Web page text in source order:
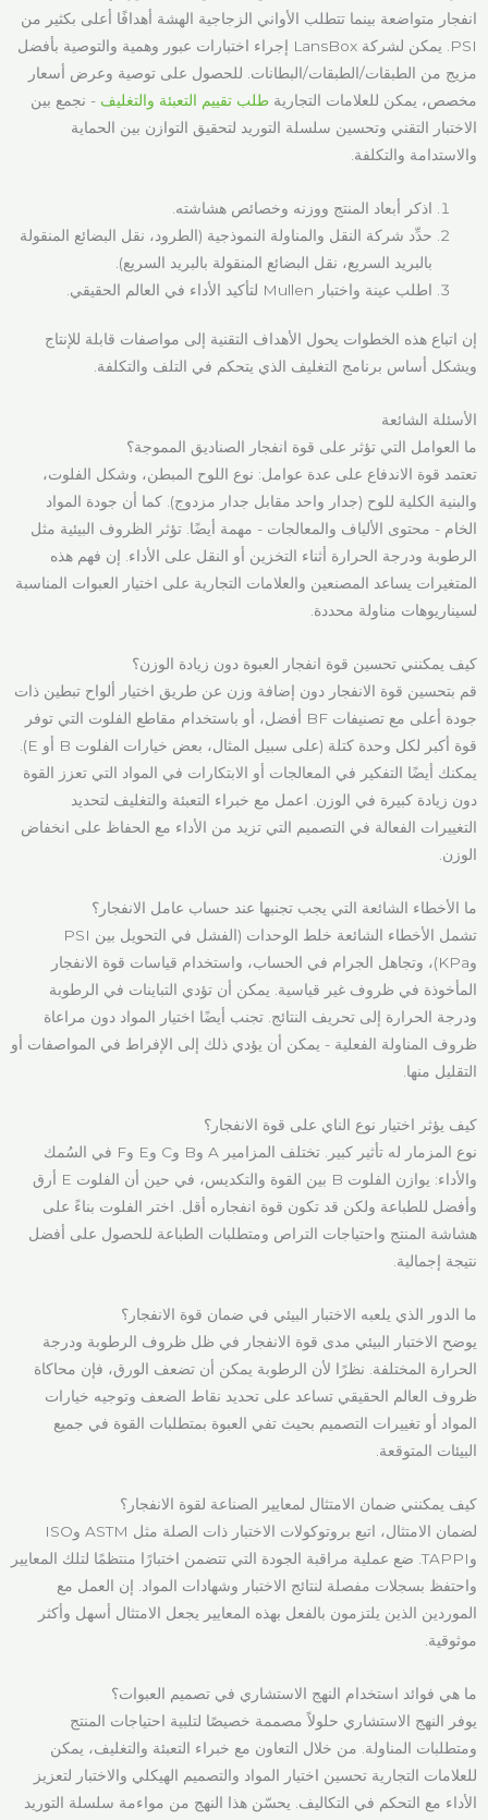
انفجار متواضعة بينما تتطلب الأواني الزجاجية الهشة أهدافًا أعلى بكثير من
PSI. يمكن لشركة LansBox إجراء اختبارات عبور وهمية والتوصية بأفضل
مزيج من الطبقات/الطبقات/البطانات. للحصول على توصية وعرض أسعار
مخصص، يمكن للعلامات التجارية طلب تقييم التعبئة والتغليف - نجمع بين
الاختبار التقني وتحسين سلسلة التوريد لتحقيق التوازن بين الحماية
والاستدامة والتكلفة.
اذكر أبعاد المنتج ووزنه وخصائص هشاشته.
حدِّد شركة النقل والمناولة النموذجية (الطرود، نقل البضائع المنقولة
بالبريد السريع، نقل البضائع المنقولة بالبريد السريع).
اطلب عينة واختبار Mullen لتأكيد الأداء في العالم الحقيقي.
إن اتباع هذه الخطوات يحول الأهداف التقنية إلى مواصفات قابلة للإنتاج
ويشكل أساس برنامج التغليف الذي يتحكم في التلف والتكلفة.
الأسئلة الشائعة
ما العوامل التي تؤثر على قوة انفجار الصناديق المموجة؟
تعتمد قوة الاندفاع على عدة عوامل: نوع اللوح المبطن، وشكل الفلوت،
والبنية الكلية للوح (جدار واحد مقابل جدار مزدوج). كما أن جودة المواد
الخام - محتوى الألياف والمعالجات - مهمة أيضًا. تؤثر الظروف البيئية مثل
الرطوبة ودرجة الحرارة أثناء التخزين أو النقل على الأداء. إن فهم هذه
المتغيرات يساعد المصنعين والعلامات التجارية على اختيار العبوات المناسبة
لسيناريوهات مناولة محددة.
كيف يمكنني تحسين قوة انفجار العبوة دون زيادة الوزن؟
قم بتحسين قوة الانفجار دون إضافة وزن عن طريق اختيار ألواح تبطين ذات
جودة أعلى مع تصنيفات BF أفضل، أو باستخدام مقاطع الفلوت التي توفر
قوة أكبر لكل وحدة كتلة (على سبيل المثال، بعض خيارات الفلوت B أو E).
يمكنك أيضًا التفكير في المعالجات أو الابتكارات في المواد التي تعزز القوة
دون زيادة كبيرة في الوزن. اعمل مع خبراء التعبئة والتغليف لتحديد
التغييرات الفعالة في التصميم التي تزيد من الأداء مع الحفاظ على انخفاض
الوزن.
ما الأخطاء الشائعة التي يجب تجنبها عند حساب عامل الانفجار؟
تشمل الأخطاء الشائعة خلط الوحدات (الفشل في التحويل بين PSI
وKPa)، وتجاهل الجرام في الحساب، واستخدام قياسات قوة الانفجار
المأخوذة في ظروف غير قياسية. يمكن أن تؤدي التباينات في الرطوبة
ودرجة الحرارة إلى تحريف النتائج. تجنب أيضًا اختيار المواد دون مراعاة
ظروف المناولة الفعلية - يمكن أن يؤدي ذلك إلى الإفراط في المواصفات أو
التقليل منها.
كيف يؤثر اختيار نوع الناي على قوة الانفجار؟
نوع المزمار له تأثير كبير. تختلف المزامير A وB وC وE وF في السُمك
والأداء: يوازن الفلوت B بين القوة والتكديس، في حين أن الفلوت E أرق
وأفضل للطباعة ولكن قد تكون قوة انفجاره أقل. اختر الفلوت بناءً على
هشاشة المنتج واحتياجات التراص ومتطلبات الطباعة للحصول على أفضل
نتيجة إجمالية.
ما الدور الذي يلعبه الاختبار البيئي في ضمان قوة الانفجار؟
يوضح الاختبار البيئي مدى قوة الانفجار في ظل ظروف الرطوبة ودرجة
الحرارة المختلفة. نظرًا لأن الرطوبة يمكن أن تضعف الورق، فإن محاكاة
ظروف العالم الحقيقي تساعد على تحديد نقاط الضعف وتوجيه خيارات
المواد أو تغييرات التصميم بحيث تفي العبوة بمتطلبات القوة في جميع
البيئات المتوقعة.
كيف يمكنني ضمان الامتثال لمعايير الصناعة لقوة الانفجار؟
لضمان الامتثال، اتبع بروتوكولات الاختبار ذات الصلة مثل ASTM وISO
وTAPPI. ضع عملية مراقبة الجودة التي تتضمن اختبارًا منتظمًا لتلك المعايير
واحتفظ بسجلات مفصلة لنتائج الاختبار وشهادات المواد. إن العمل مع
الموردين الذين يلتزمون بالفعل بهذه المعايير يجعل الامتثال أسهل وأكثر
موثوقية.
ما هي فوائد استخدام النهج الاستشاري في تصميم العبوات؟
يوفر النهج الاستشاري حلولاً مصممة خصيصًا لتلبية احتياجات المنتج
ومتطلبات المناولة. من خلال التعاون مع خبراء التعبئة والتغليف، يمكن
للعلامات التجارية تحسين اختيار المواد والتصميم الهيكلي والاختبار لتعزيز
الأداء مع التحكم في التكاليف. يحسّن هذا النهج من مواءمة سلسلة التوريد